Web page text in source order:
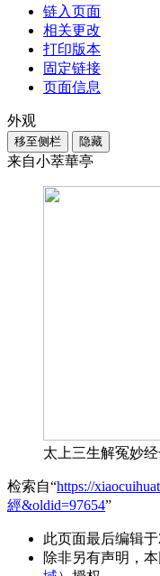
链入页面
相关更改
打印版本
固定链接
页面信息
外观
移至侧栏 隐藏
来自小萃華亭
太上三生解冤妙
检索自“https://
經&oldid=97654”
此页面最后编辑于
除非另有声明，